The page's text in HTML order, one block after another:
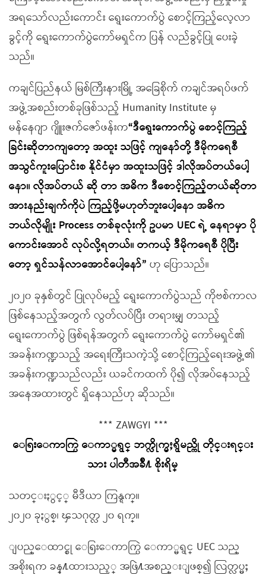
အရသော်လည်းကောင်း ရွေးကောက်ပွဲ စောင့်ကြည့်လေ့လာ
ခွင့်ကို ရွေးကောက်ပွဲကော်မရှင်က ပြန် လည်ခွင့်ပြု ပေးခဲ့
သည်။
ကချင်ပြည်နယ် မြစ်ကြီးနားမြို့ အခြေစိုက် ကချင်အရပ်ဖက်
အဖွဲ့အစည်းတစ်ခုဖြစ်သည့် Humanity Institute မှ
မန်နေဂျာ ဂျိူးဇက်ဇော်ဖန်းက“ဒီရွေးကောက်ပွဲ စောင့်ကြည့်
ခြင်းဆိုတာကျတော့ အထူး သဖြင့် ကျနော်တို့ ဒီမိုကရေစီ
အသွင်ကူးပြောင်းစ နိုင်ငံမှာ အထူးသဖြင့် ဒါလိုအပ်တယ်ပေါ့
နော။ လိုအပ်တယ် ဆို တာ အဓိက ဒီစောင့်ကြည့်တယ်ဆိုတာ
အားနည်းချက်ကိုပဲ ကြည့်ဖို့မဟုတ်ဘူးပေါ့နော အဓိက
ဘယ်လိုမျိုး Process တစ်ခုလုံးကို ဥပမာ UEC ရဲ့ နေရာမှာ ပို
ကောင်းအောင် လုပ်လို့ရတယ်။ တကယ့် ဒီမိုကရေစီ ပိုပြီး
တော့ ရှင်သန်လာအောင်ပေါ့နော်” ဟု ပြောသည်။
၂၀၂၀ ခုနှစ်တွင် ပြုလုပ်မည့် ရွေးကောက်ပွဲသည် ကိုဗစ်ကာလ
ဖြစ်နေသည့်အတွက် လွတ်လပ်ပြီး တရားမျှ တသည့်
ရွေးကောက်ပွဲ ဖြစ်ရန်အတွက် ရွေးကောက်ပွဲ ကော်မရှင်၏
အခန်းကဏ္ဍသည့် အရေးကြီးသကဲ့သို့ စောင့်ကြည့်ရေးအဖွဲ့၏
အခန်းကဏ္ဍသည်လည်း ယခင်ကထက် ပို၍ လိုအပ်နေသည့်
အနေအထားတွင် ရှိနေသည်ဟု ဆိုသည်။
*** ZAWGYI ***
ေရြးေကာက္ပြဲ ေကာ္မရွင္ ဘက္လိုက္မႈရွိမည္ကို တိုင္းရင္း
သား ပါတီအခ်ဳိ႔ စိုးရိမ္
သတင္းႏွင့္ မီဒီယာ ကြန္ရက္။
၂၀၂၀ ခုႏွစ္၊ ၾသဂုတ္လ ၂၀ ရက္။
ျပည္ေထာင္စု ေရြးေကာက္ပြဲ ေကာ္မရွင္ UEC သည္
အစိုးရက ခန္႔ထားသည့္ အဖြဲ႔အစည္းျဖစ္၍ လြတ္လပ္မႈ